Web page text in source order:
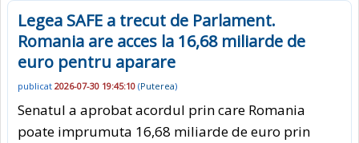
Legea SAFE a trecut de Parlament.
Romania are acces la 16,68 miliarde de
euro pentru aparare
publicat 2026-07-30 19:45:10 (Puterea)
Senatul a aprobat acordul prin care Romania
poate imprumuta 16,68 miliarde de euro prin